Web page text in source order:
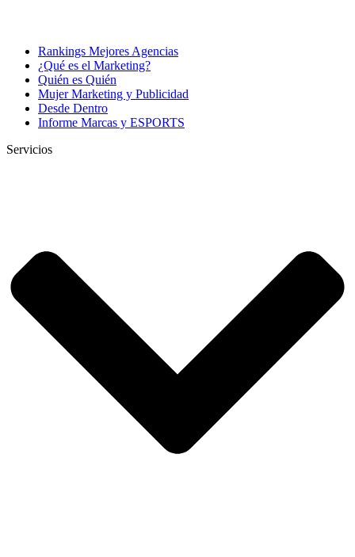
Rankings Mejores Agencias
¿Qué es el Marketing?
Quién es Quién
Mujer Marketing y Publicidad
Desde Dentro
Informe Marcas y ESPORTS
Servicios